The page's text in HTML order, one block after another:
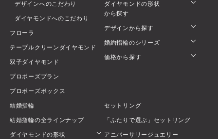
デザインへのこだわり
ダイヤモンドへのこだわり
フローラ
テーブルクリーンダイヤモンド
双子ダイヤモンド
プロポーズプラン
プロポーズボックス
ダイヤモンドの形状
から探す
デザインから探す
婚約指輪のシリーズ
価格から探す
結婚指輪
結婚指輪の全ラインナップ
ダイヤモンドの形状
セットリング
「ふたりで選ぶ」セットリング
アニバーサリージュエリー